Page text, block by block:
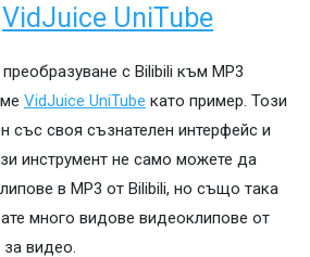
VidJuice UniTube
с Bilibili към MP3
VidJuice UniTube като пример. Този
със своя съзнателен интерфейс и
инструмент не само можете да
в MP3 от Bilibili, но също така
много видове видеоклипове от
видео.